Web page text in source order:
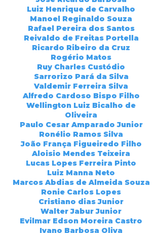
Luiz Henrique de Carvalho
Manoel Reginaldo Souza
Rafael Pereira dos Santos
Reivaldo de Freitas Portella
Ricardo Ribeiro da Cruz
Rogério Matos
Ruy Charles Custódio
Sarrorizo Pará da Silva
Valdemir Ferreira Silva
Alfredo Cardoso Bispo Filho
Wellington Luiz Bicalho de
Oliveira
Paulo Cesar Amparado Junior
Ronélio Ramos Silva
João França Figueiredo Filho
Aloisio Mendes Teixeira
Lucas Lopes Ferreira Pinto
Luiz Manna Neto
Marcos Abdias de Almeida Souza
Ronie Carlos Lopes
Cristiano dias Junior
Walter Jabur Junior
Evilmar Edson Moreira Castro
Ivano Barbosa Oliva